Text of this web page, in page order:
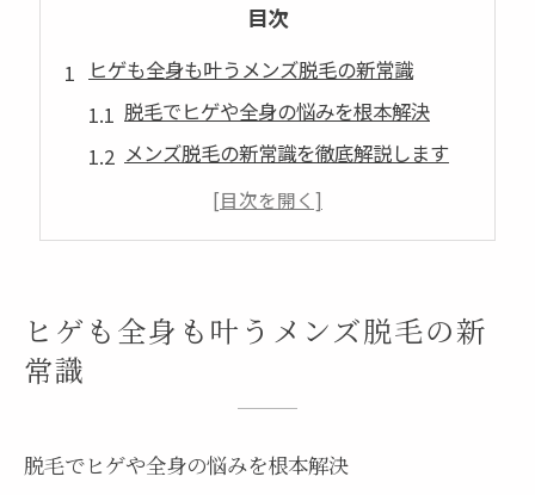
目次
ヒゲも全身も叶うメンズ脱毛の新常識
脱毛でヒゲや全身の悩みを根本解決
メンズ脱毛の新常識を徹底解説します
脱毛の進化がもたらす効果と安心感
ヒゲ脱毛と全身脱毛のメリット比較
清潔感を高める脱毛の魅力と効果実感
メンズ脱毛の効果実感のポイント紹介
ヒゲも全身も叶うメンズ脱毛の新
常識
脱毛でヒゲや全身の悩みを根本解決